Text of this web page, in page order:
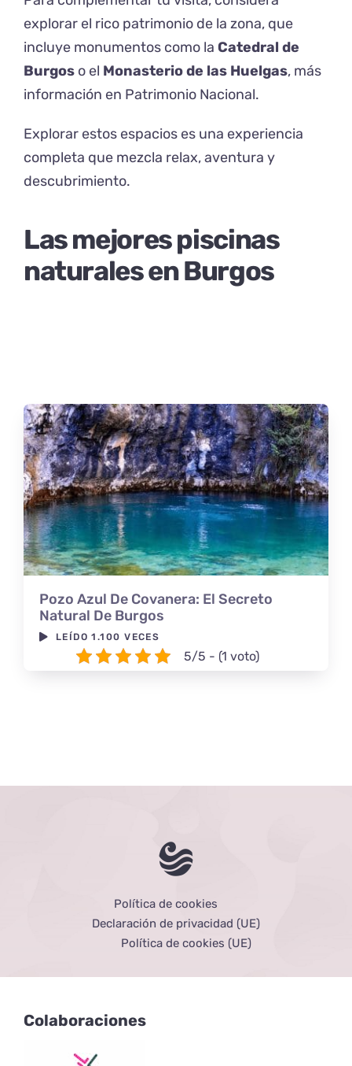
explorar el rico patrimonio de la zona, que
incluye monumentos como la Catedral de
Burgoso el Monasterio de las Huelgas, más
información en Patrimonio Nacional.
Explorar estos espacios es una experiencia
completa que mezcla relax, aventura y
descubrimiento.
Las mejores piscinas
naturales en Burgos
Pozo Azul De Covanera: El Secreto
Natural De Burgos
LEÍDO 1.100 VECES
5/5 - (1 voto)
Política de cookies
Declaración de privacidad (UE)
Política de cookies (UE)
Colaboraciones